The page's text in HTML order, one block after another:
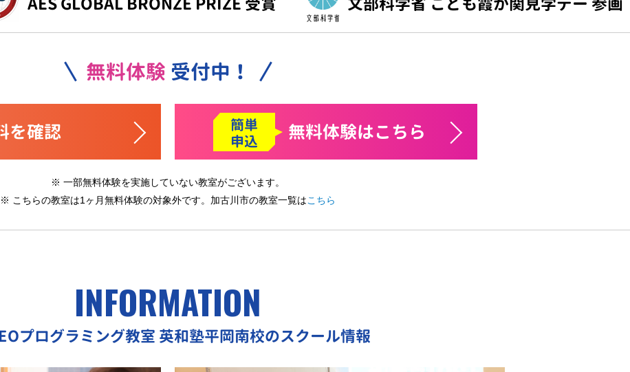
無料体験 受付中！
を確認
簡単
申込
無料体験はこちら
※ 一部無料体験を実施していない教室がございます。
※ こちらの教室は1ヶ月無料体験の対象外です。 加古川市の教室一覧はこちら
INFORMATION
プログラミング教室 英和塾平岡南校のスクール情報